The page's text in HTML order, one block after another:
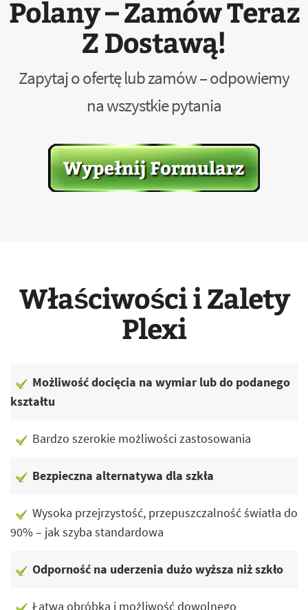
Polany – Zamów Teraz
Z Dostawą!
Zapytaj o ofertę lub zamów – odpowiemy
na wszystkie pytania
Właściwości i Zalety
Plexi
Możliwość docięcia na wymiar lub do podanego
kształtu
Bardzo szerokie możliwości zastosowania
Bezpieczna alternatywa dla szkła
Wysoka przejrzystość, przepuszczalność światła do
90% – jak szyba standardowa
Odporność na uderzenia dużo wyższa niż szkło
Łatwa obróbka i możliwość dowolnego